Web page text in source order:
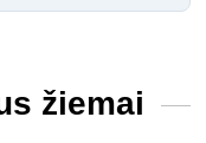
žiemai